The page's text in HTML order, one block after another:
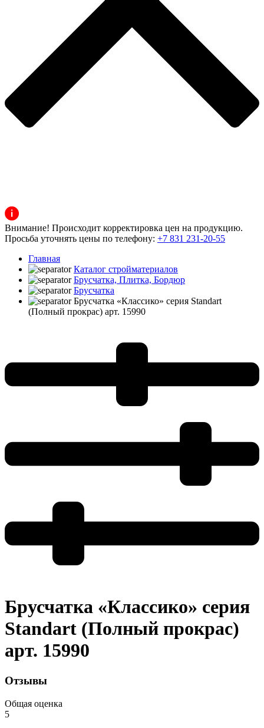
Внимание! Происходит корректировка цен на продукцию.
Просьба уточнять цены по телефону: +7 831 231-20-55
Главная
Каталог стройматериалов
Брусчатка, Плитка, Бордюр
Брусчатка
Брусчатка «Классико» серия Standart
(Полный прокрас) арт. 15990
Брусчатка «Классико» серия
Standart (Полный прокрас)
арт. 15990
Отзывы
Общая оценка
5